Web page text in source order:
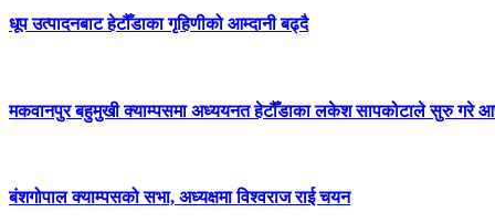
परिवर्तन नीति २०८३ तर्जुमा सम्बन्धी गोष्ठी
बढाउँदै बागमती सरकार
धूप उत्पादनबाट हेटौँडाका गृहिणीको आम्दानी बढ्दै
मकवानपुर बहुमुखी क्याम्पसमा अध्ययनत हेटौँडाका लकेश सापकोटाले सुरु गरे
बंशगोपाल क्याम्पसको सभा, अध्यक्षमा विश्वराज राई चयन